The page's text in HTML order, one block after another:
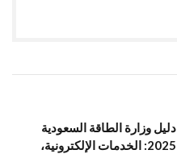
دليل وزارة الطاقة السعودية
2025: الخدمات الإلكترونية،